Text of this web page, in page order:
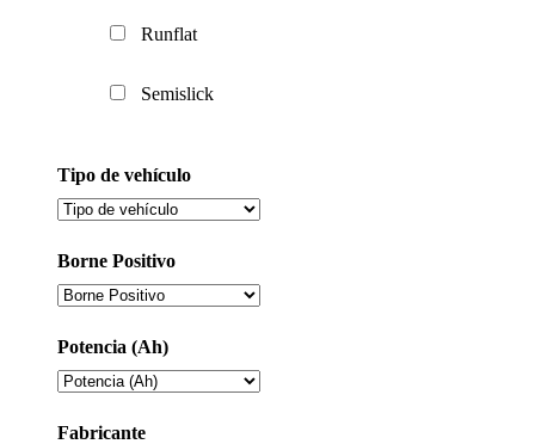
Runflat
Semislick
Tipo de vehículo
Borne Positivo
Potencia (Ah)
Fabricante